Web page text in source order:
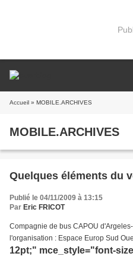
Accueil » MOBILE.ARCHIVES
MOBILE.ARCHIVES
Quelques éléments du
Publié le 04/11/2009 à 13:15
Par Eric FRICOT
Compagnie de bus CAPOU
l'organisation : Espace Europ Sud
12pt;" mce_style="font-